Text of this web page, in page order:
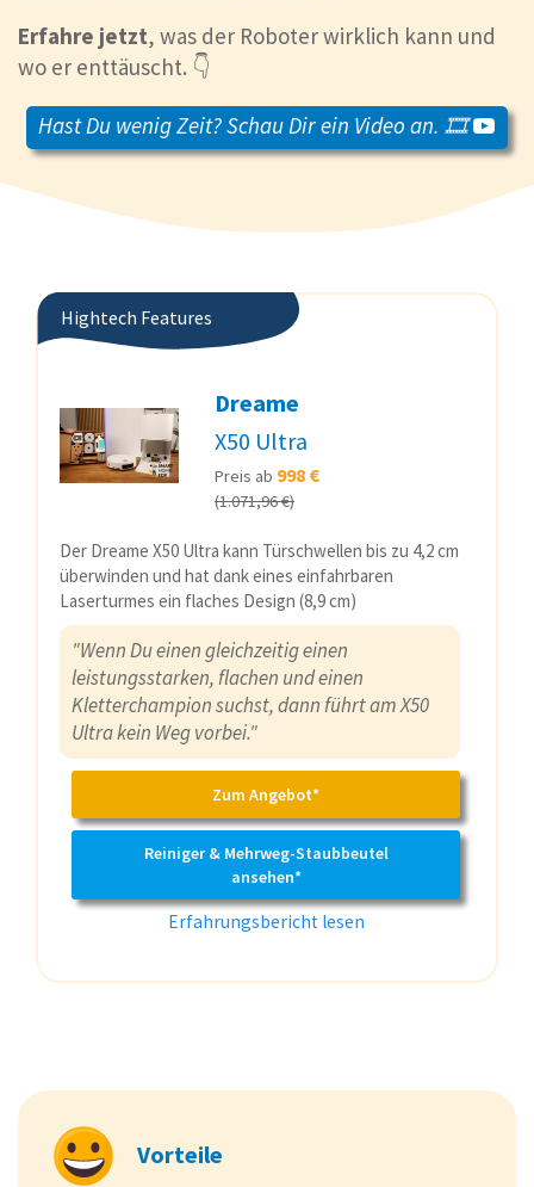
Erfahre jetzt, was der Roboter wirklich kann und
wo er enttäuscht. 👇
Hast Du wenig Zeit? Schau Dir ein Video an. 🎞️
Hightech Features
Dreame
X50 Ultra
Preis ab 998 €
(1.071,96 €)
Der Dreame X50 Ultra kann Türschwellen bis zu 4,2 cm
überwinden und hat dank eines einfahrbaren
Laserturmes ein flaches Design (8,9 cm)
"Wenn Du einen gleichzeitig einen
leistungsstarken, flachen und einen
Kletterchampion suchst, dann führt am X50
Ultra kein Weg vorbei."
Zum Angebot*
Reiniger & Mehrweg-Staubbeutel
ansehen*
Erfahrungsbericht lesen
Vorteile